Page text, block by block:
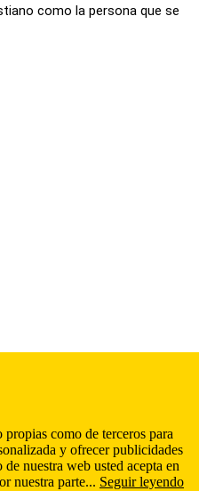
como la persona que se
como de terceros para
y ofrecer publicidades
nuestra web usted acepta en
nuestra parte... Seguir leyendo